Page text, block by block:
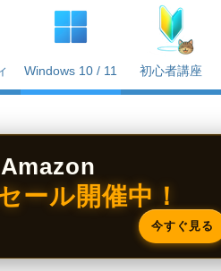
Windows 10 / 11 初心者講座
Amazon
ール開催中！
今すぐ見る